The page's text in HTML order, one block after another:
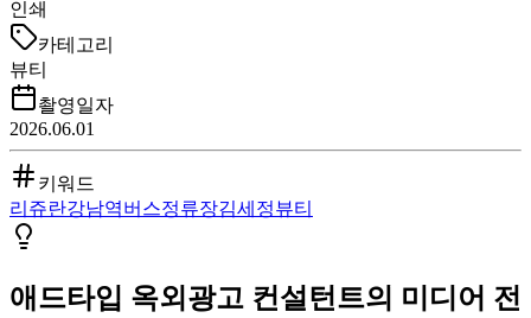
인쇄
카테고리
뷰티
촬영일자
2026.06.01
키워드
리쥬란강남역버스정류장김세정뷰티
애드타입 옥외광고 컨설턴트의 미디어 전